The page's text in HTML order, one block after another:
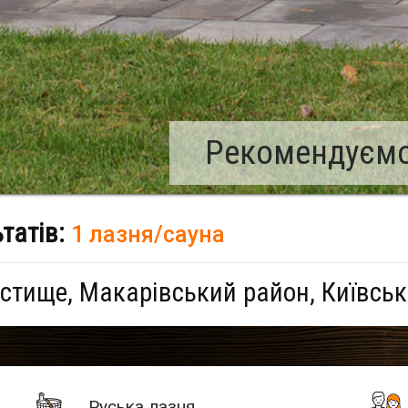
1 лазня/сауна
Макарівський район,